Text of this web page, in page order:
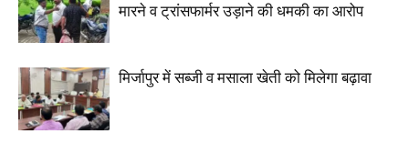
मारने व ट्रांसफार्मर उड़ाने की धमकी का आरोप
मिर्जापुर में सब्जी व मसाला खेती को मिलेगा बढ़ावा